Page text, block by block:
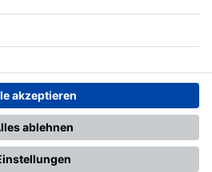
Datenschutz Impressum